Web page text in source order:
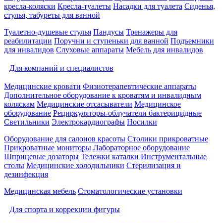
кресла-коляски Кресла-туалеты Насадки для туалета Сиденья,
стулья, табуреты для ванной
Туалетно-душевые стулья Пандусы Тренажеры для
реабилитации Поручни и ступеньки для ванной Подъемники
для инвалидов Слуховые аппараты Мебель для инвалидов
Для компаний и специалистов
Медицинские кровати Физиотерапевтические аппараты
Дополнительное оборудование к кроватям и инвалидным
коляскам Медицинские отсасыватели Медицинское
оборудование Рециркуляторы-облучатели бактерицидные
Светильники Электрокардиографы Носилки
Оборудование для салонов красоты Столики прикроватные
Прикроватные мониторы Лабораторное оборудование
Шприцевые дозаторы Тележки каталки Инструментальные
столы Медицинские холодильники Стерилизация и
дезинфекция
Медицинская мебель Стоматологические установки
Для спорта и коррекции фигуры